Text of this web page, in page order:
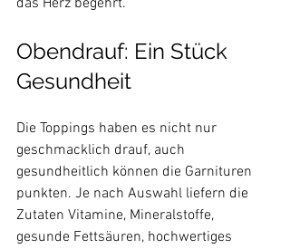
Obendrauf: Ein Stück
Gesundheit
Die Toppings haben es nicht nur
geschmacklich drauf, auch
gesundheitlich können die Garnituren
punkten. Je nach Auswahl liefern die
Zutaten Vitamine, Mineralstoffe,
gesunde Fettsäuren, hochwertiges